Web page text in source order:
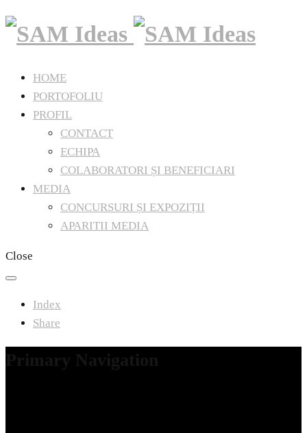
HOME
PORTOFOLIU
PROFIL
CONTACT
ECHIPA
COLABORATORI ȘI BENEFICIARI
MEDIA
CONCURSURI ȘI EXPOZIȚII
APARITII MEDIA
Close
Index
Share